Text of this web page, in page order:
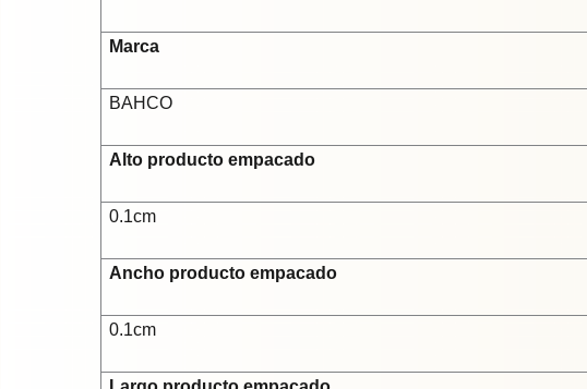
Marca
BAHCO
Alto producto empacado
0.1cm
Ancho producto empacado
0.1cm